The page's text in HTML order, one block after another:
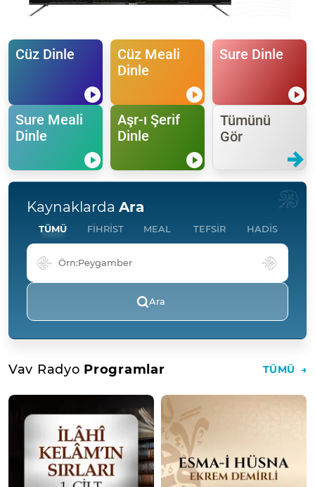
Cüz Dinle
Cüz Meali
Dinle
Sure Dinle
Sure Meali
Dinle
Aşr-ı Şerif
Dinle
Tümünü
Gör
Kaynaklarda Ara
TÜMÜ FİHRİST MEAL TEFSİR HADİS
Ara
Vav Radyo Programlar TÜMÜ